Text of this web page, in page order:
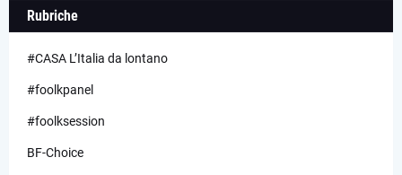
Rubriche
#CASA L’Italia da lontano
#foolkpanel
#foolksession
BF-Choice